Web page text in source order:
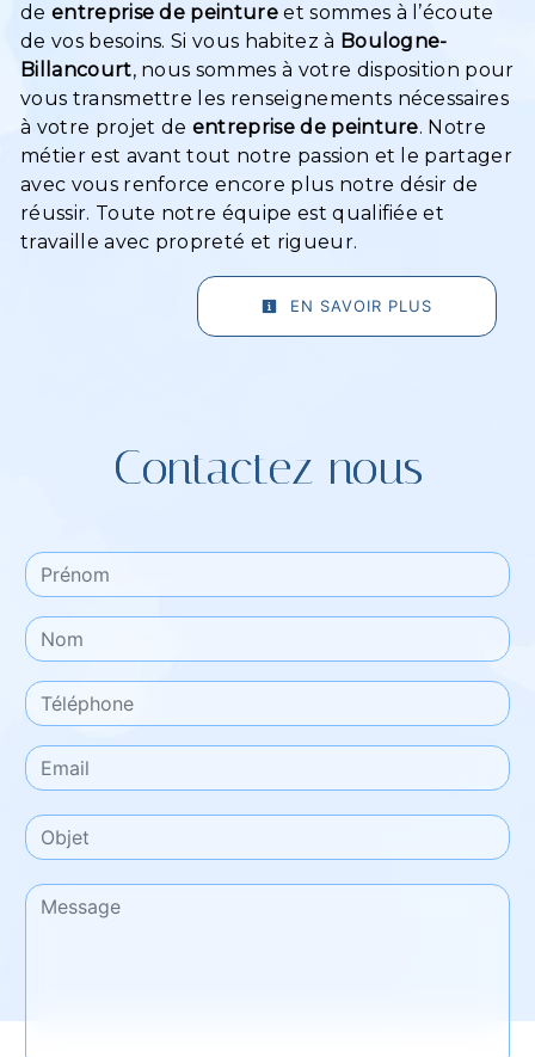
de entreprise de peinture et sommes à l’écoute
de vos besoins. Si vous habitez à Boulogne-
Billancourt, nous sommes à votre disposition pour
vous transmettre les renseignements nécessaires
à votre projet de entreprise de peinture. Notre
métier est avant tout notre passion et le partager
avec vous renforce encore plus notre désir de
réussir. Toute notre équipe est qualifiée et
travaille avec propreté et rigueur.
EN SAVOIR PLUS
Contactez nous